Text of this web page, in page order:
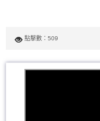
點擊數：509